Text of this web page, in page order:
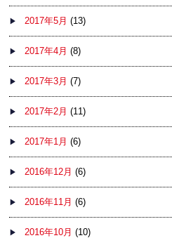
2017年5月 (13)
2017年4月 (8)
2017年3月 (7)
2017年2月 (11)
2017年1月 (6)
2016年12月 (6)
2016年11月 (6)
2016年10月 (10)